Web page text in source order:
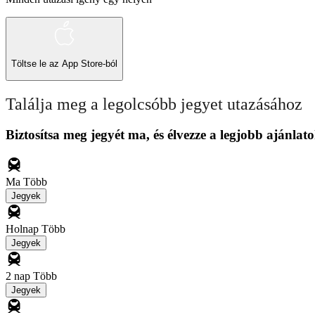
Töltse le az App Store-ból
Találja meg a legolcsóbb jegyet utazásához
Biztosítsa meg jegyét ma, és élvezze a legjobb
Ma Több
Jegyek
Holnap Több
Jegyek
2 nap Több
Jegyek